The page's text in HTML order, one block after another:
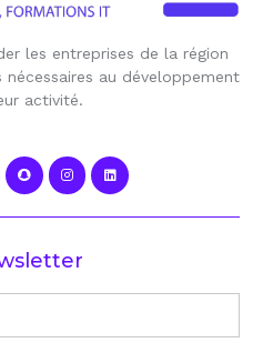
les entreprises de la région
au développement
activité.